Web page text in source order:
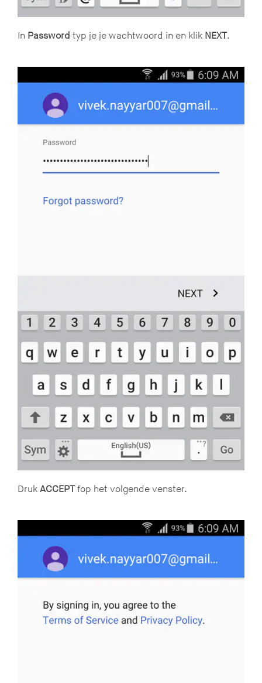
In Password typ je je wachtwoord in en klik NEXT.
Druk ACCEPTfop het volgende venster.